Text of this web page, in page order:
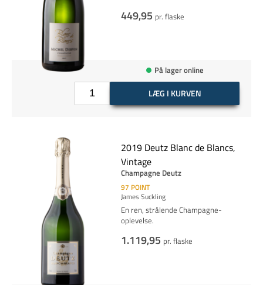
449,95 pr. flaske
På lager online
LÆG I KURVEN
2019 Deutz Blanc de Blancs,
Vintage
Champagne Deutz
97 POINT
James Suckling
En ren, strålende Champagne-
oplevelse.
1.119,95 pr. flaske